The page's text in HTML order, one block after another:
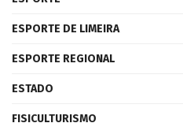
ESPORTE DE LIMEIRA
ESPORTE REGIONAL
ESTADO
FISICULTURISMO